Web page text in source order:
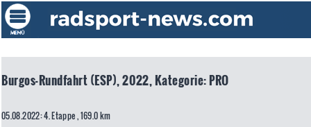
Burgos-Rundfahrt (ESP), 2022, Kategorie: PRO
05.08.2022: 4. Etappe , 169.0 km